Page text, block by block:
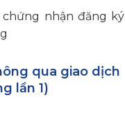
chứng nhận đăng ký
qua giao dịch
lần 1)